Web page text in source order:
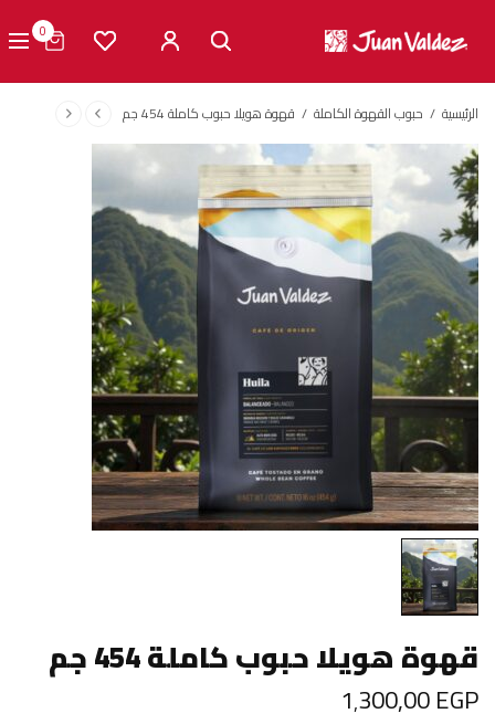
0
الرئيسية / حبوب القهوة الكاملة /قهوة هويلا حبوب كاملة 454 جم
قهوة هويلا حبوب كاملة 454 جم
1٬300٫00EGP